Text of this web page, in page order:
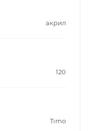
акрил
120
Timo